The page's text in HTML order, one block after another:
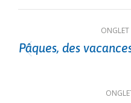
de
ONGLET
Pâques, des